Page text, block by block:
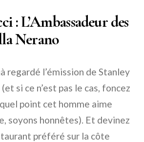
: L’Ambassadeur des
Nerano
regardé l’émission de Stanley
si ce n’est pas le cas, foncez
point cet homme aime
soyons honnêtes). Et devinez
préféré sur la côte